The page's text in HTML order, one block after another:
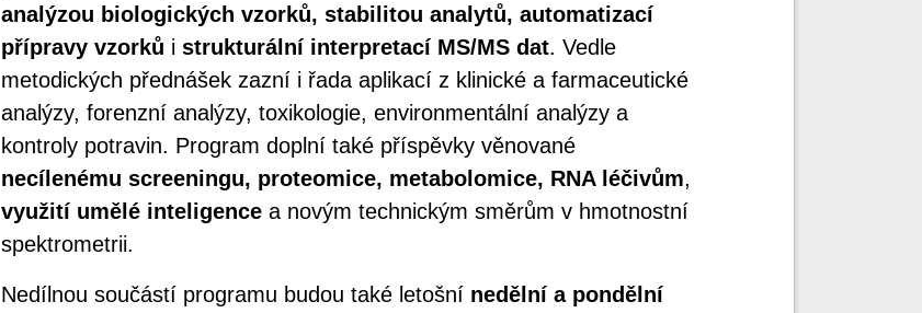
analýzou biologických vzorků, stabilitou analytů, automatizací
přípravy vzorků i strukturální interpretací MS/MS dat. Vedle
metodických přednášek zazní i řada aplikací z klinické a farmaceutické
analýzy, forenzní analýzy, toxikologie, environmentální analýzy a
kontroly potravin. Program doplní také příspěvky věnované
necílenému screeningu, proteomice, metabolomice, RNA léčivům,
využití umělé inteligencea novým technickým směrům v hmotnostní
spektrometrii.
Nedílnou součástí programu budou také letošní nedělní a pondělní